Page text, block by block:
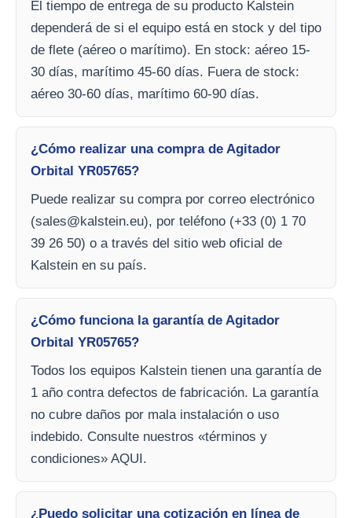
El tiempo de entrega de su producto Kalstein
dependerá de si el equipo está en stock y del tipo
de flete (aéreo o marítimo). En stock: aéreo 15-
30 días, marítimo 45-60 días. Fuera de stock:
aéreo 30-60 días, marítimo 60-90 días.
¿Cómo realizar una compra de Agitador
Orbital YR05765?
Puede realizar su compra por correo electrónico
(sales@kalstein.eu), por teléfono (+33 (0) 1 70
39 26 50) o a través del sitio web oficial de
Kalstein en su país.
¿Cómo funciona la garantía de Agitador
Orbital YR05765?
Todos los equipos Kalstein tienen una garantía de
1 año contra defectos de fabricación. La garantía
no cubre daños por mala instalación o uso
indebido. Consulte nuestros «términos y
condiciones» AQUI.
¿Puedo solicitar una cotización en línea de